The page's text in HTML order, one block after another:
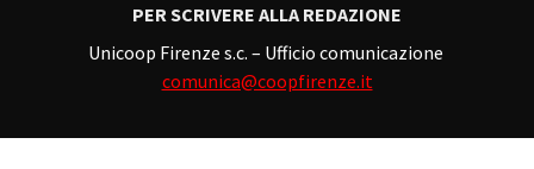
PER SCRIVERE ALLA REDAZIONE
Unicoop Firenze s.c. – Ufficio comunicazione
comunica@coopfirenze.it